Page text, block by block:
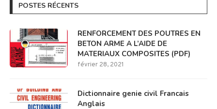
POSTES RÉCENTS
RENFORCEMENT DES POUTRES EN
BETON ARME A L’AIDE DE
MATERIAUX COMPOSITES (PDF)
février 28, 2021
Dictionnaire genie civil Francais
Anglais